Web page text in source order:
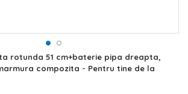
rotunda 51 cm+baterie pipa dreapta,
compozita - Pentru tine de la